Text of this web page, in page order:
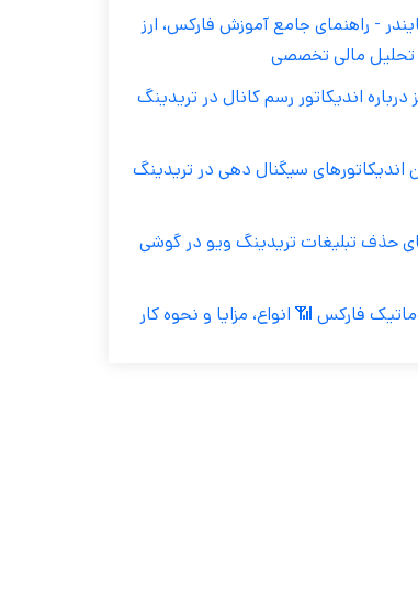
- راهنمای جامع آموزش فارکس، ارز
تحلیل مالی تخصصی
اندیکاتور رسم کانال در تریدینگ
اندیکاتورهای سیگنال دهی در تریدینگ
حذف تبلیغات تریدینگ ویو در گوشی
فارکس 📶 انواع، مزایا و نحوه کار